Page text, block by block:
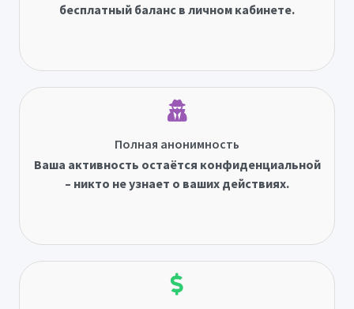
бесплатный баланс в личном кабинете.
Полная анонимность
Ваша активность остаётся конфиденциальной
– никто не узнает о ваших действиях.